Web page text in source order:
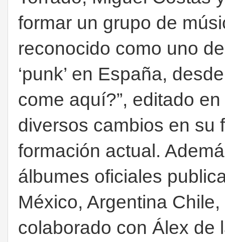
formar un grupo de
reconocido como uno
‘punk’ en España,
come aquí?”, editado
diversos cambios en su
formación actual.
álbumes oficiales
México, Argentina
colaborado con Álex de